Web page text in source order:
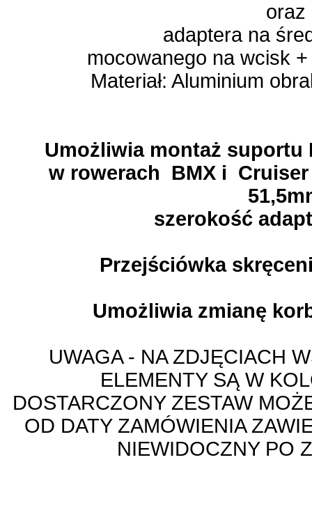
oraz
adaptera na
mocowanego na wcisk
Materiał: Aluminium
Umożliwia montaż suportu
w rowerach BMX i
szerokość
Przejściówka
Umożliwia zmianę
UWAGA - NA ZDJĘCIACH
ELEMENTY SĄ W
DOSTARCZONY ZESTAW
OD DATY ZAMÓWIENIA
NIEWIDOCZNY PO